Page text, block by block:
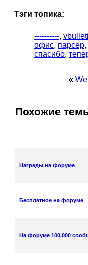
Тэги топика:
----------,
офис, парсер,
спасибо,
«
Похожие
Награды на форуме
Бесплатное на форуме
На форуме 100.000